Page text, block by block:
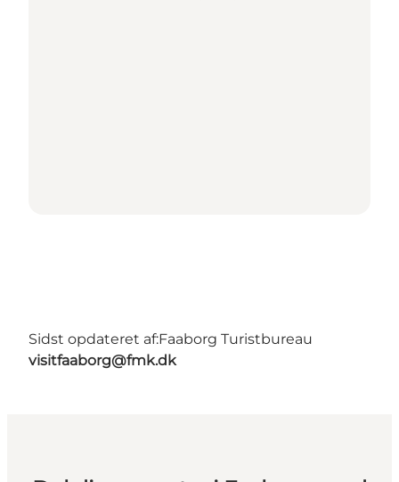
Sidst opdateret af:Faaborg Turistbureau
visitfaaborg@fmk.dk